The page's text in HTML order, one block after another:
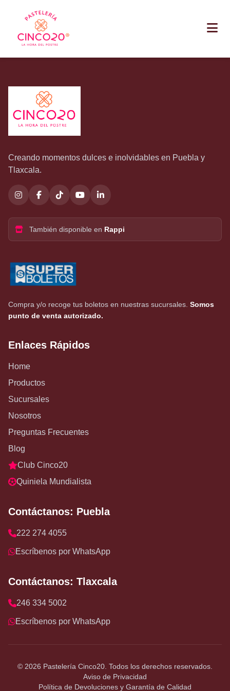
Puebla
Creando momentos dulces e inolvidables en Puebla y
Tlaxcala.
También disponible en Rappi
Compra y/o recoge tus boletos en nuestras sucursales. Somos
punto de venta autorizado.
Enlaces Rápidos
Home
Productos
Sucursales
Nosotros
Preguntas Frecuentes
Blog
Club Cinco20
Quiniela Mundialista
Contáctanos: Puebla
222 274 4055
Escríbenos por WhatsApp
Contáctanos: Tlaxcala
246 334 5002
Escríbenos por WhatsApp
© 2026 Pastelería Cinco20. Todos los derechos reservados.
Aviso de Privacidad
Política de Devoluciones y Garantía de Calidad